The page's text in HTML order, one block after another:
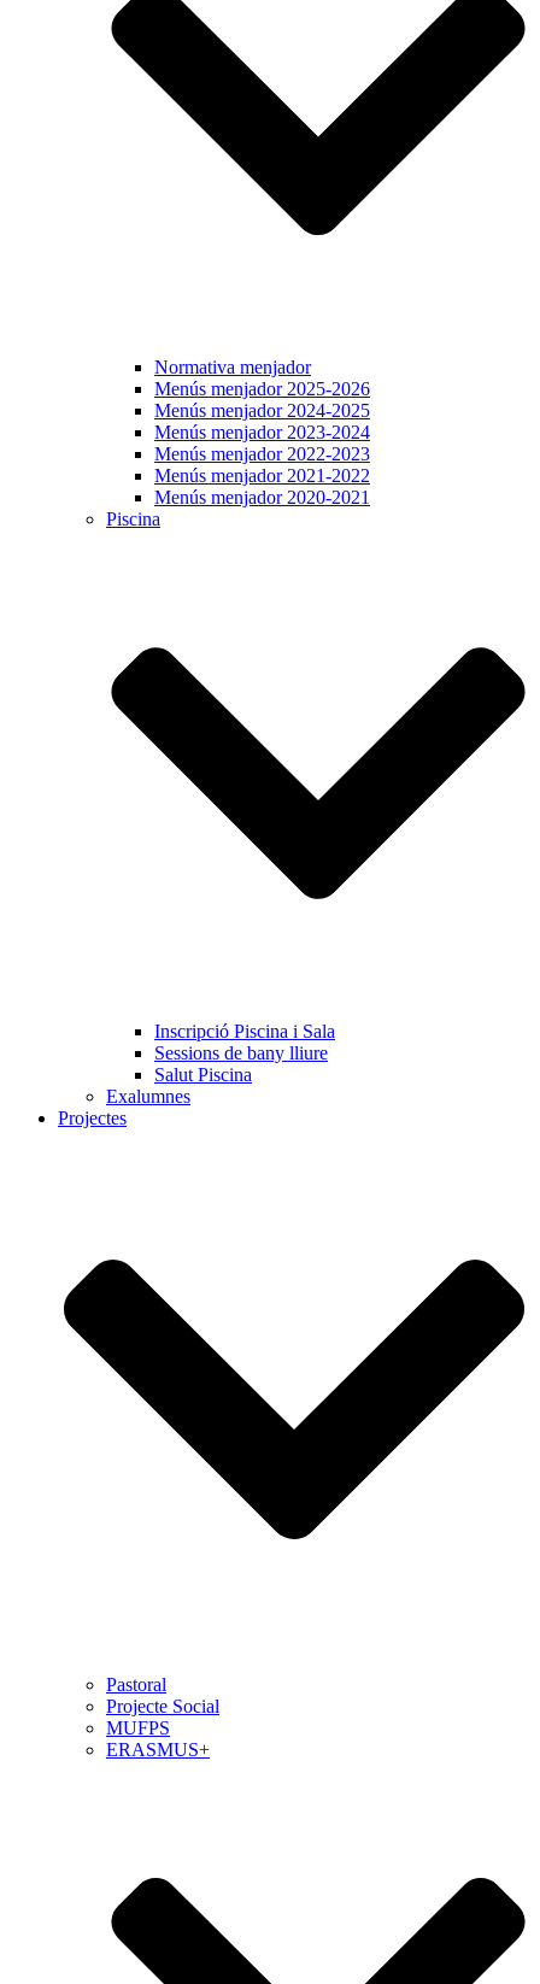
Normativa menjador
Menús menjador 2025-2026
Menús menjador 2024-2025
Menús menjador 2023-2024
Menús menjador 2022-2023
Menús menjador 2021-2022
Menús menjador 2020-2021
Piscina
Inscripció Piscina i Sala
Sessions de bany lliure
Salut Piscina
Exalumnes
Projectes
Pastoral
Projecte Social
MUFPS
ERASMUS+